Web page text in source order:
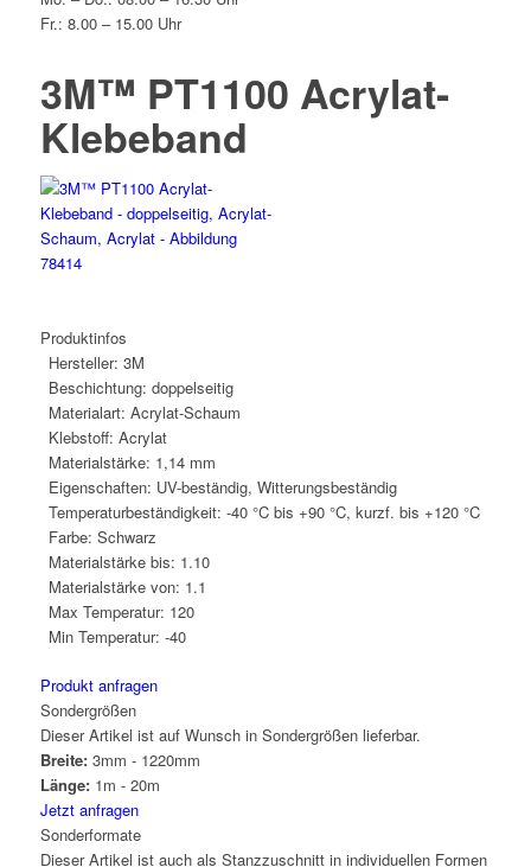
Fr.: 8.00 – 15.00 Uhr
3M™ PT1100 Acrylat-
Klebeband
Produktinfos
Hersteller: 3M
Beschichtung: doppelseitig
Materialart: Acrylat-Schaum
Klebstoff: Acrylat
Materialstärke: 1,14 mm
Eigenschaften: UV-beständig, Witterungsbeständig
Temperaturbeständigkeit: -40 °C bis +90 °C, kurzf. bis +120 °C
Farbe: Schwarz
Materialstärke bis: 1.10
Materialstärke von: 1.1
Max Temperatur: 120
Min Temperatur: -40
Produkt anfragen
Sondergrößen
Dieser Artikel ist auf Wunsch in Sondergrößen lieferbar.
Breite:3mm - 1220mm
Länge:1m - 20m
Jetzt anfragen
Sonderformate
Dieser Artikel ist auch als Stanzzuschnitt in individuellen Formen